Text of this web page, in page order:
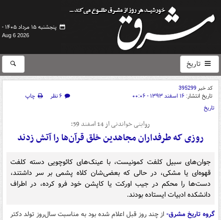
پنجشنبه ۱۵ مرداد ۱۴۰۵ -
Aug 6 2026
تاریخ
کد خبر395299
تاریخ انتشار: ۱۶ اسفند ۱۳۹۳ - ۰۰:۰۶ ۶ نظر
چاپ
تاریخ
روایتی خواندنی از 14 اسفند 59؛
روزی که طرفداران مجاهدین خلق قرآن‌ها را آتش زدند
جوان‌های سبیل کلفت کمونیست، با عینک‌های کائوچویی دسته کلفت
قهوه‌ای یا مشکی، در حالی که بعضی‌شان کلاه پشمی بر سر داشتند،
دست‌ها را محکم در جیب اورکت یا کاپشن خود فرو کرده، در اطراف
دانشکده‌ ادبیات ایستاده بودند.
گروه تاریخ مشرق-از چند روز قبل اعلام شده بود به‌ مناسبت سال‌روز تولد دکتر